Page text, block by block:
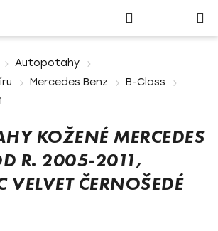
Přihlášení
košík
Autopotahy
Mercedes Benz
B-Class
KOŽENÉ MERCEDES
R. 2005-2011,
VELVET ČERNOŠEDÉ